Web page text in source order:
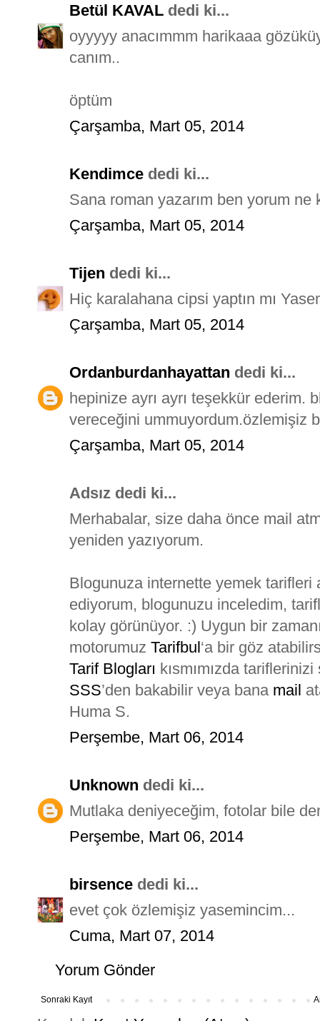
Betül KAVAL dedi ki...
oyyyyy anacımmm harikaaa
canım..
öptüm
Çarşamba, Mart 05, 2014
Kendimce dedi ki...
Sana roman yazarım ben yorum ne
Çarşamba, Mart 05, 2014
Tijen dedi ki...
Hiç karalahana cipsi yaptın mı
Çarşamba, Mart 05, 2014
Ordanburdanhayattan dedi ki...
hepinize ayrı ayrı teşekkür ederim.
vereceğini ummuyordum.özlemişiz
Çarşamba, Mart 05, 2014
Adsız dedi ki...
Merhabalar, size daha önce mail
yeniden yazıyorum.
Blogunuza internette yemek tarifleri
ediyorum, blogunuzu inceledim,
kolay görünüyor. :) Uygun bir
motorumuz Tarifbul‘a bir göz
Tarif Blogları kısmımızda
SSS’den bakabilir veya bana mail
Huma S.
Perşembe, Mart 06, 2014
Unknown dedi ki...
Mutlaka deniyeceğim, fotolar bile
Perşembe, Mart 06, 2014
birsence dedi ki...
evet çok özlemişiz yasemincim...
Cuma, Mart 07, 2014
Yorum Gönder
Sonraki Kayıt